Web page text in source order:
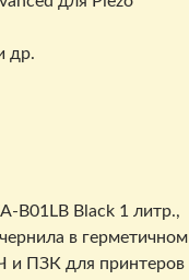
др.
B01LB Black 1 литр.,
в герметичном
и ПЗК для принтеров